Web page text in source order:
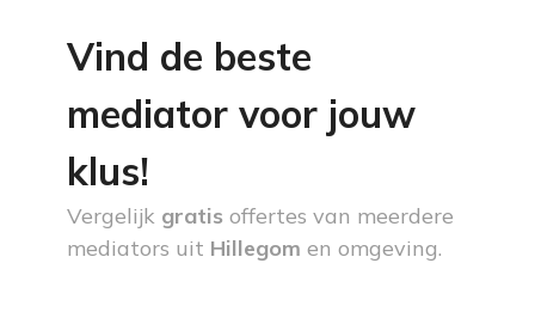
Vind de beste
mediator voor jouw
klus!
Vergelijk gratis offertes van meerdere
mediators uit Hillegom en omgeving.